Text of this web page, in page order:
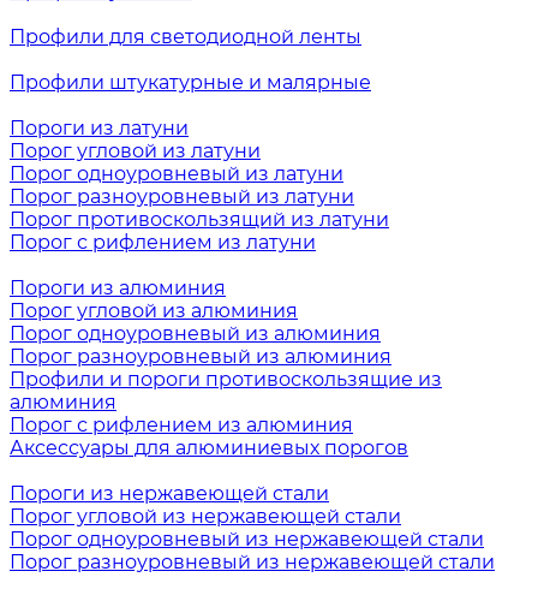
Профили для светодиодной ленты
Профили штукатурные и малярные
Пороги из латуни
Порог угловой из латуни
Порог одноуровневый из латуни
Порог разноуровневый из латуни
Порог противоскользящий из латуни
Порог с рифлением из латуни
Пороги из алюминия
Порог угловой из алюминия
Порог одноуровневый из алюминия
Порог разноуровневый из алюминия
Профили и пороги противоскользящие из
алюминия
Порог с рифлением из алюминия
Аксессуары для алюминиевых порогов
Пороги из нержавеющей стали
Порог угловой из нержавеющей стали
Порог одноуровневый из нержавеющей стали
Порог разноуровневый из нержавеющей стали